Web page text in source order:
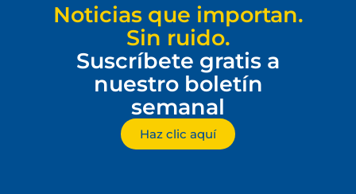
Noticias que importan.
Sin ruido.
Suscríbete gratis a
nuestro boletín
semanal
Haz clic aquí